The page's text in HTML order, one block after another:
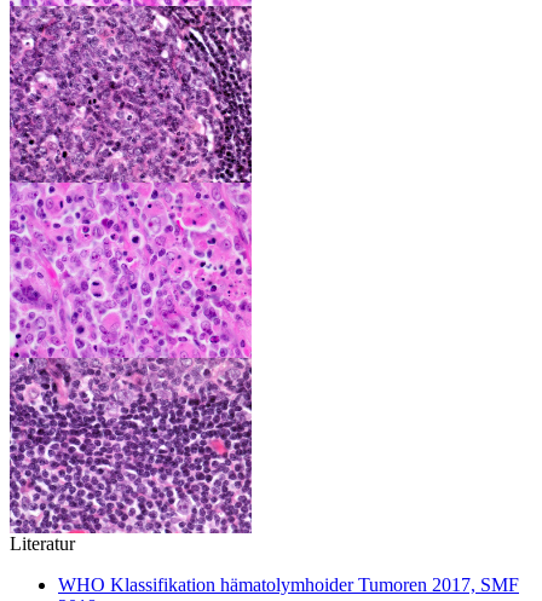
Literatur
WHO Klassifikation hämatolymhoider Tumoren 2017, SMF